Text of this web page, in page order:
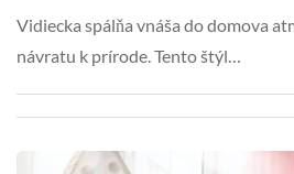
Vidiecka spálňa vnáša do domova
návratu k prírode. Tento štýl…